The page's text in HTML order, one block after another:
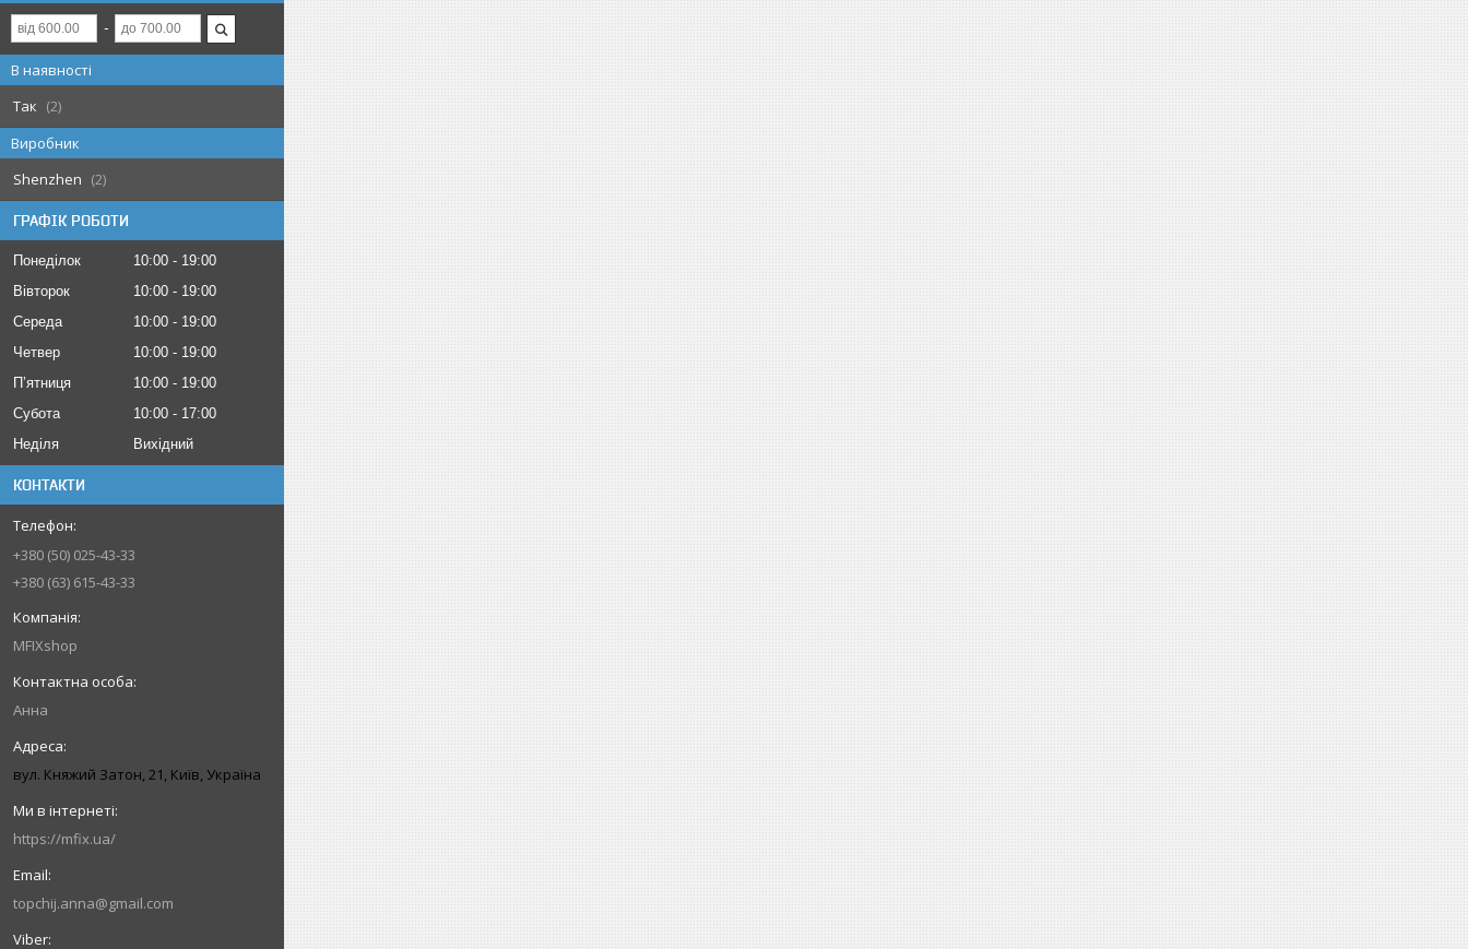
В наявності
Так
2
Виробник
Shenzhen
2
ГРАФІК РОБОТИ
Понеділок 10:00
19:00
Вівторок
10:00
19:00
Середа
10:00
19:00
Четвер
10:00
19:00
Пʼятниця
10:00
19:00
Субота
10:00
17:00
Неділя
Вихідний
КОНТАКТИ
+380 (50) 025-43-33
+380 (63) 615-43-33
MFIXshop
Анна
вул. Княжий Затон, 21, Київ, Україна
https://mfix.ua/
topchij.anna@gmail.com